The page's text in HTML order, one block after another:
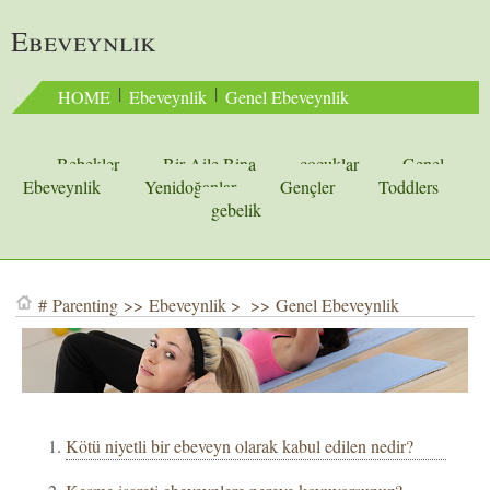
Ebeveynlik
HOME | Ebeveynlik | Genel Ebeveynlik
Bebekler Bir Aile Bina çocuklar
Genel
Ebeveynlik
Yenidoğanlar Gençler
Toddlers
gebelik
#Parenting >>Ebeveynlik > >>Genel Ebeveynlik
Kötü niyetli bir ebeveyn olarak kabul edilen nedir?